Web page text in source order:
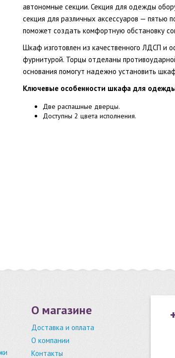
автономные секции. Секция для одежды
секция для различных аксессуаров — пятью
поможет создать комфортную обстановку
Шкаф изготовлен из качественного ЛДСП и
фурнитурой. Торцы отделаны
основания помогут надежно установить
Ключевые особенности шкафа для
Две распашные дверцы.
Доступны 2 цвета исполнения.
О магазине
Доставка и оплата
О компании
Контакты